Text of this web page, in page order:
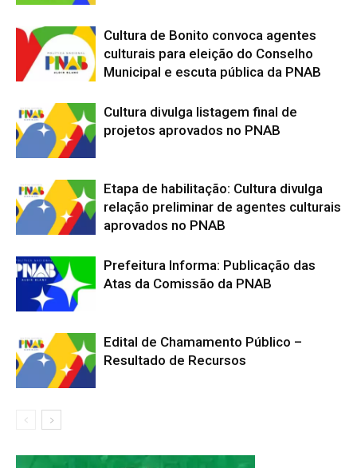
Cultura de Bonito convoca agentes
culturais para eleição do Conselho
Municipal e escuta pública da PNAB
Cultura divulga listagem final de
projetos aprovados no PNAB
Etapa de habilitação: Cultura divulga
relação preliminar de agentes culturais
aprovados no PNAB
Prefeitura Informa: Publicação das
Atas da Comissão da PNAB
Edital de Chamamento Público –
Resultado de Recursos